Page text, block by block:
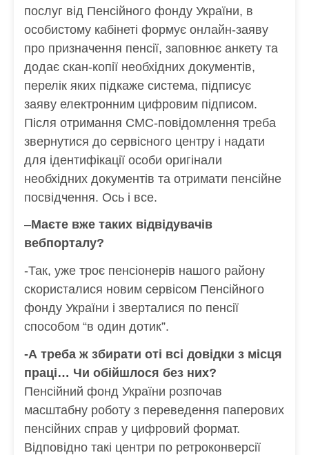
послуг від Пенсійного фонду України, в
особистому кабінеті формує онлайн-заяву
про призначення пенсії, заповнює анкету та
додає скан-копії необхідних документів,
перелік яких підкаже система, підписує
заяву електронним цифровим підписом.
Після отримання СМС-повідомлення треба
звернутися до сервісного центру і надати
для ідентифікації особи оригінали
необхідних документів та отримати пенсійне
посвідчення. Ось і все.
–Маєте вже таких відвідувачів
вебпорталу?
-Так, уже троє пенсіонерів нашого району
скористалися новим сервісом Пенсійного
фонду України і зверталися по пенсії
способом “в один дотик”.
-А треба ж збирати оті всі довідки з місця
праці… Чи обійшлося без них?
Пенсійний фонд України розпочав
масштабну роботу з переведення паперових
пенсійних справ у цифровий формат.
Відповідно такі центри по ретроконверсії